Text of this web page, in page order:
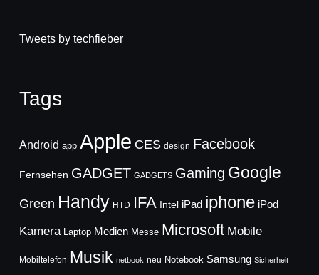
Tweets by techfieber
Tags
Android app Apple CES design Facebook
Fernsehen GADGET GADGETS Gaming Google
Green Handy HTD IFA Intel iPad iphone iPod
Kamera Laptop Medien Messe Microsoft Mobile
Mobiltelefon Musik netbook neu Notebook Samsung Sicherheit